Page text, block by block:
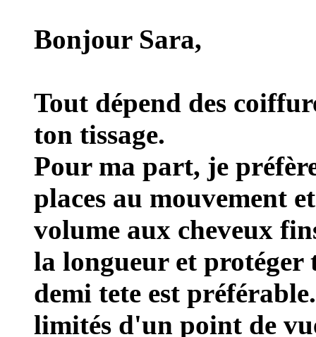
Bonjour Sara,
Tout dépend des
ton tissage.
Pour ma part, je
places au mouvement
volume aux cheveux
la longueur et protéger
demi tete est
limités d'un point de